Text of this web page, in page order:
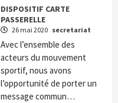
DISPOSITIF CARTE
PASSERELLE
26 mai 2020 secretariat
Avec l’ensemble des
acteurs du mouvement
sportif, nous avons
l’opportunité de porter un
message commun…